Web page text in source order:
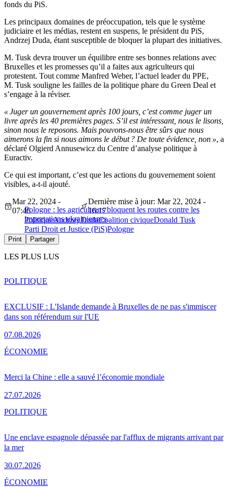
fonds du PiS.
Les principaux domaines de préoccupation, tels que le système
judiciaire et les médias, restent en suspens, le président du PiS,
Andrzej Duda, étant susceptible de bloquer la plupart des initiatives.
M. Tusk devra trouver un équilibre entre ses bonnes relations avec
Bruxelles et les promesses qu’il a faites aux agriculteurs qui
protestent. Tout comme Manfred Weber, l’actuel leader du PPE,
M. Tusk souligne les failles de la politique phare du Green Deal et
s’engage à la réviser.
« Juger un gouvernement après 100 jours, c’est comme juger un
livre après les 40 premières pages. S’il est intéressant, nous le lisons,
sinon nous le reposons. Mais pouvons-nous être sûrs que nous
aimerons la fin si nous aimons le début ? De toute évidence, non », a
déclaré Olgierd Annusewicz du Centre d’analyse politique à
Euractiv.
Ce qui est important, c’est que les actions du gouvernement soient
visibles, a-t-il ajouté.
Pologne : les agriculteurs bloquent les routes contre les
importations ukrainiennes
Mar 22, 2024 -
07:46
Dernière mise à jour: Mar 22, 2024 -
16:17
PolitiqueAndrzej DudaCoalition civiqueDonald Tusk
Parti Droit et Justice (PiS)Pologne
Print Partager
LES PLUS LUS
EXCLUSIF : L'Islande demande à Bruxelles de ne pas s'immiscer
dans son référendum sur l'UE
07.08.2026
POLITIQUE
Merci la Chine : elle a sauvé l’économie mondiale
27.07.2026
ÉCONOMIE
Une enclave espagnole dépassée par l'afflux de migrants arrivant par
la mer
30.07.2026
POLITIQUE
ÉCONOMIE